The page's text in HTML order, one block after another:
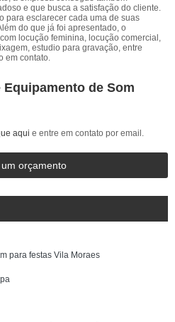
e que busca a satisfação do cliente.
para esclarecer cada uma de suas
do que já foi apresentado, o
locução feminina, locução comercial,
estudio para gravação, entre
em contato.
de Som
aqui e entre em contato por email.
orçamento
para festas Vila Moraes